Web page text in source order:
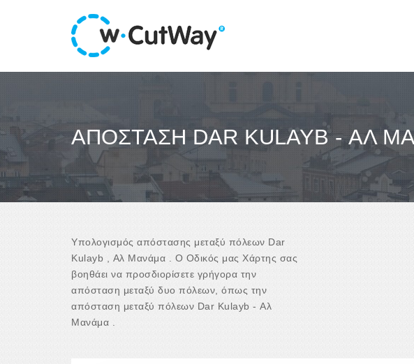
ΑΠΌΣΤΑΣΗ DAR KULAYB - ΑΛ
Υπολογισμός απόστασης μεταξύ πόλεων Dar
Kulayb , Αλ Μανάμα . Ο Οδικός μας Χάρτης σας
βοηθάει να προσδιορίσετε γρήγορα την
απόσταση μεταξύ δυο πόλεων, όπως την
απόσταση μεταξύ πόλεων Dar Kulayb - Αλ
Μανάμα .